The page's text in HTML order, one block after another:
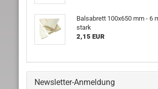
Balsabrett 100x650 mm - 6
stark
2,15 EUR
Newsletter-Anmeldung